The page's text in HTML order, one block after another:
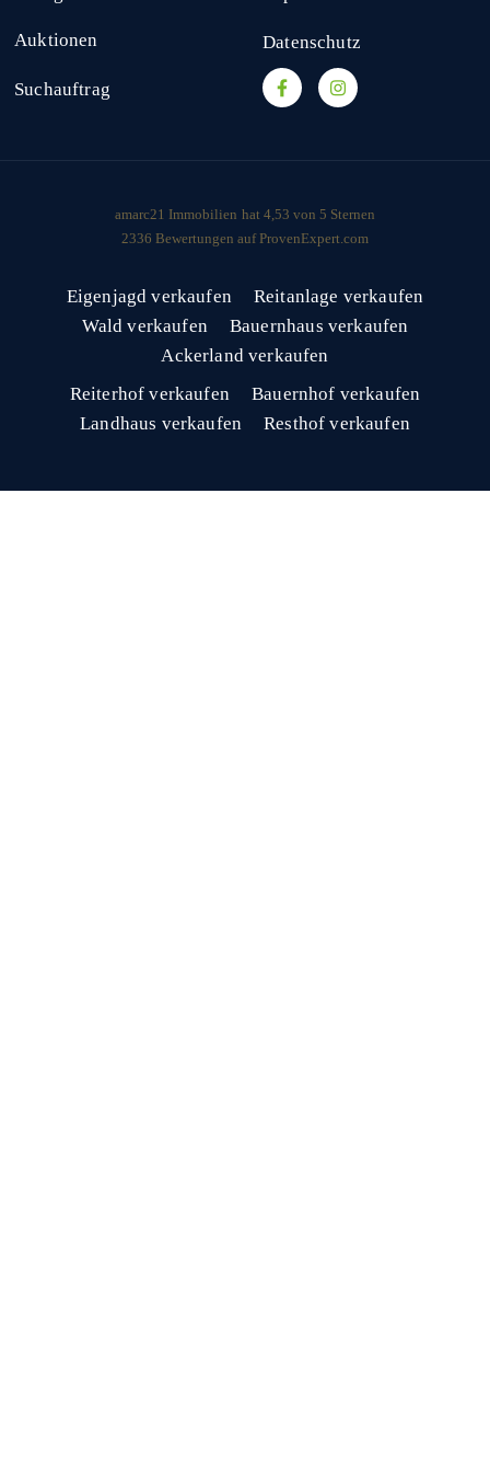
Auktionen
Suchauftrag
Datenschutz
amarc21 Immobilien hat 4,53 von 5 Sternen
2336 Bewertungen auf ProvenExpert.com
Eigenjagd verkaufen
Reitanlage verkaufen
Wald verkaufen
Bauernhaus verkaufen
Ackerland verkaufen
Reiterhof verkaufen
Bauernhof verkaufen
Landhaus verkaufen
Resthof verkaufen